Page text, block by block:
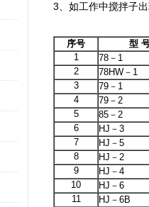
3、如工作中搅拌子
序号 型
1
78－1
2
78HW－1
3
79－1
4
79－2
5
85－2
6
HJ－3
7
HJ－5
8
HJ－2
9
HJ－4
10
HJ－6
11
HJ－6B